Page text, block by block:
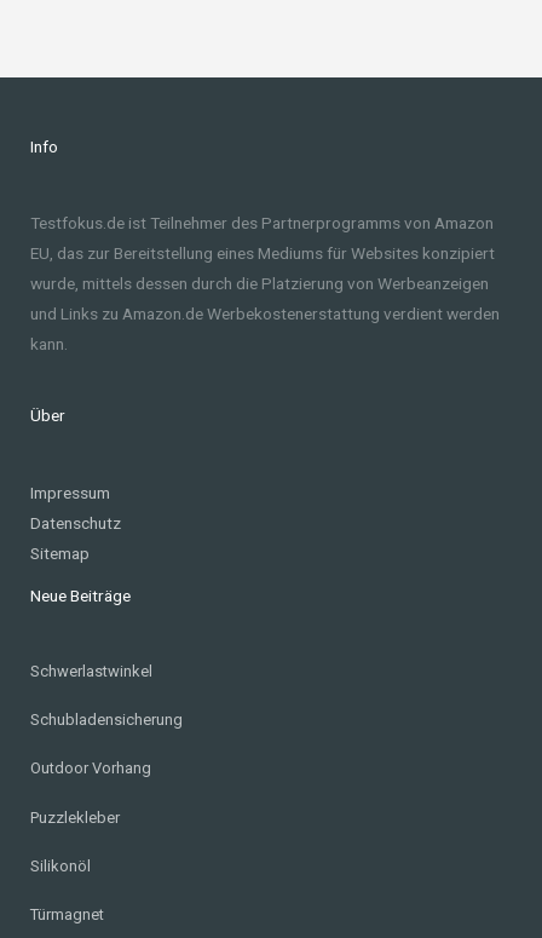
Info
Testfokus.de ist Teilnehmer des Partnerprogramms von Amazon
EU, das zur Bereitstellung eines Mediums für Websites konzipiert
wurde, mittels dessen durch die Platzierung von Werbeanzeigen
und Links zu Amazon.de Werbekostenerstattung verdient werden
kann.
Über
Impressum
Datenschutz
Sitemap
Neue Beiträge
Schwerlastwinkel
Schubladensicherung
Outdoor Vorhang
Puzzlekleber
Silikonöl
Türmagnet